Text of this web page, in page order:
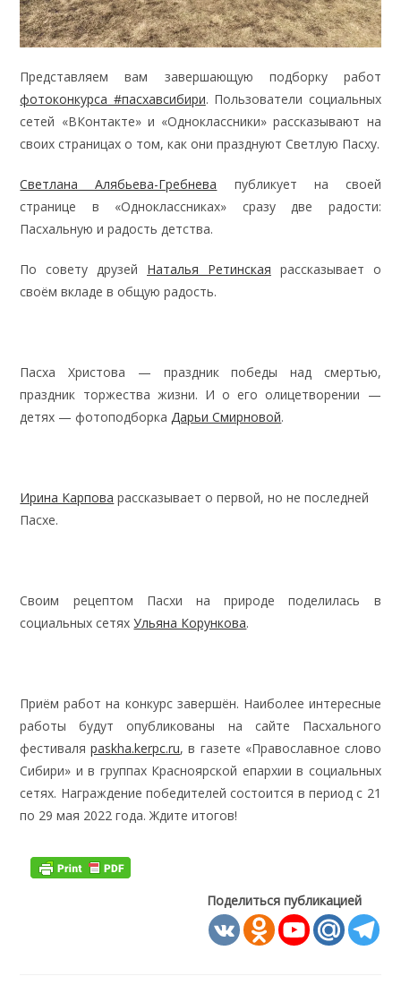
Представляем вам завершающую подборку работ
фотоконкурса #пасхавсибири. Пользователи социальных
сетей «ВКонтакте» и «Одноклассники» рассказывают на
своих страницах о том, как они празднуют Светлую Пасху.
Светлана Алябьева-Гребнева публикует на своей
странице в «Одноклассниках» сразу две радости:
Пасхальную и радость детства.
По совету друзей Наталья Ретинская рассказывает о
своём вкладе в общую радость.
Пасха Христова — праздник победы над смертью,
праздник торжества жизни. И о его олицетворении —
детях — фотоподборка Дарьи Смирновой.
Ирина Карпова рассказывает о первой, но не последней
Пасхе.
Своим рецептом Пасхи на природе поделилась в
социальных сетяхУльяна Корункова.
Приём работ на конкурс завершён. Наиболее интересные
работы будут опубликованы на сайте Пасхального
фестиваляpaskha.kerpc.ru, в газете «Православное слово
Сибири» и в группах Красноярской епархии в социальных
сетях. Награждение победителей состоится в период с 21
по 29 мая 2022 года. Ждите итогов!
Поделиться публикацией